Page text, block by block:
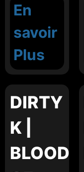
En
savoir
Plus
DIRTY
K |
BLOOD